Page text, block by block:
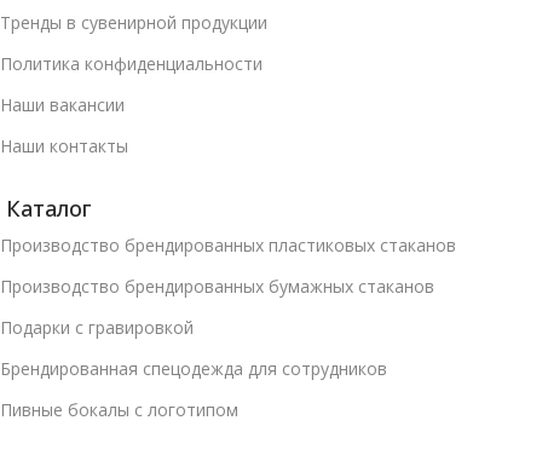
Тренды в сувенирной продукции
Политика конфиденциальности
Наши вакансии
Наши контакты
Каталог
Производство брендированных пластиковых стаканов
Производство брендированных бумажных стаканов
Подарки с гравировкой
Брендированная спецодежда для сотрудников
Пивные бокалы с логотипом